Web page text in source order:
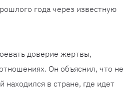
года через известную
доверие жертвы,
Он объяснил, что не
в стране, где идет